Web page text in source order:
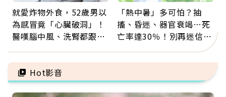
就愛炸物外食，52歲男以
為感冒竟「心臟破洞」！
醫嘆腦中風、洗腎都跟它
救
「熱中暑」多可怕？抽
搐、昏迷、器官衰竭…死
亡率達30％！別再迷信
「擦酒精、吃退燒藥」，
5招才能真救命
Hot影音